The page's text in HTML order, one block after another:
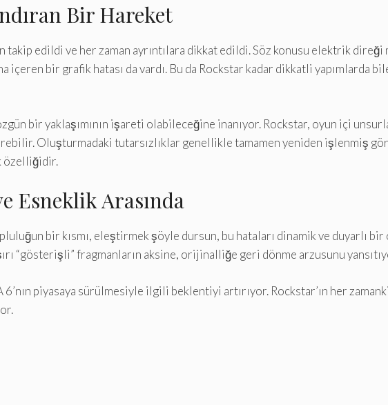
Bir Hareket
takip edildi ve her zaman ayrıntılara dikkat edildi. Söz konusu elektrik
içeren bir grafik hatası da vardı. Bu da Rockstar kadar dikkatli yapımlarda
bir yaklaşımının işareti olabileceğine inanıyor. Rockstar, oyun içi
Oluşturmadaki tutarsızlıklar genellikle tamamen yeniden işlenmiş
özelliğidir.
Esneklik Arasında
bir kısmı, eleştirmek şöyle dursun, bu hataları dinamik ve duyarlı
“gösterişli” fragmanların aksine, orijinalliğe geri dönme arzusunu
piyasaya sürülmesiyle ilgili beklentiyi artırıyor. Rockstar’ın her